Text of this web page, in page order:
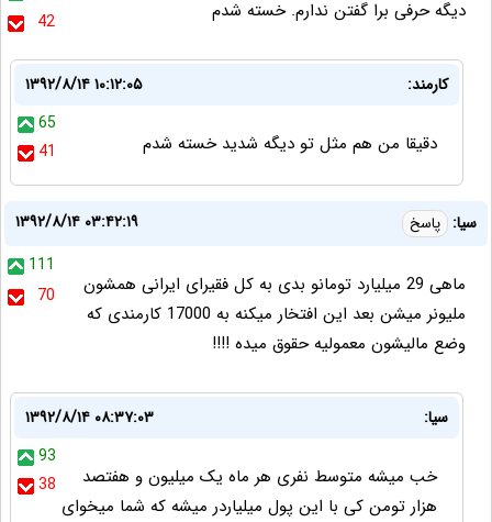
42
دیگه حرفی برا گفتن ندارم. خسته شدم
کارمند:
۱۳۹۲/۸/۱۴ ۱۰:۱۲:۰۵
65
41
دقیقا من هم مثل تو دیگه شدید خسته شدم
سیا: پاسخ
۱۳۹۲/۸/۱۴ ۰۳:۴۲:۱۹
111
70
ماهی 29 میلیارد تومانو بدی به کل فقیرای ایرانی همشون
ملیونر میشن بعد این افتخار میکنه به 17000 کارمندی که
وضع مالیشون معمولیه حقوق میده !!!!
سیا:
۱۳۹۲/۸/۱۴ ۰۸:۳۷:۰۳
93
38
خب میشه متوسط نفری هر ماه یک میلیون و هفتصد
هزار تومن کی با این پول میلیاردر میشه که شما میخوای